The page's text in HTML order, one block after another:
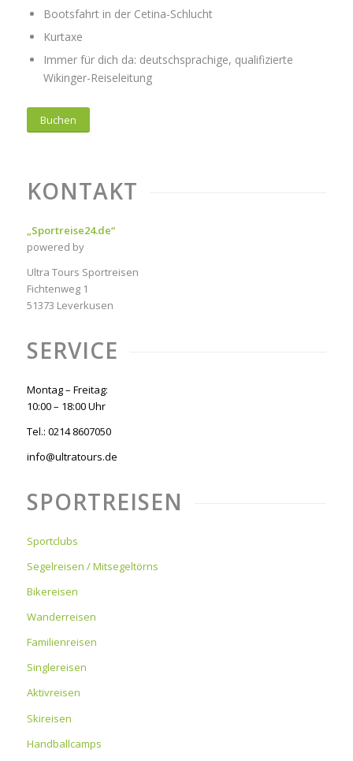
Bootsfahrt in der Cetina-Schlucht
Kurtaxe
Immer für dich da: deutschsprachige, qualifizierte
Wikinger-Reiseleitung
Buchen
KONTAKT
„Sportreise24.de“
powered by
Ultra Tours Sportreisen
Fichtenweg 1
51373 Leverkusen
SERVICE
Montag – Freitag:
10:00 – 18:00 Uhr
Tel.: 0214 8607050
info@ultratours.de
SPORTREISEN
Sportclubs
Segelreisen / Mitsegeltörns
Bikereisen
Wanderreisen
Familienreisen
Singlereisen
Aktivreisen
Skireisen
Handballcamps